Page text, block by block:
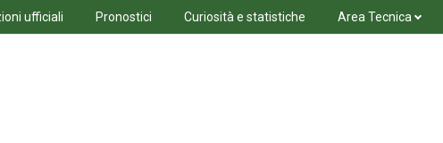
ufficiali Pronostici Curiosità e statistiche Area Tecnica